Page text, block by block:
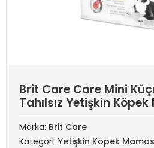
Brit Care Care Mini
Tahılsız Yetişkin Köpek
Marka: Brit Care
Kategori: Yetişkin Köpek